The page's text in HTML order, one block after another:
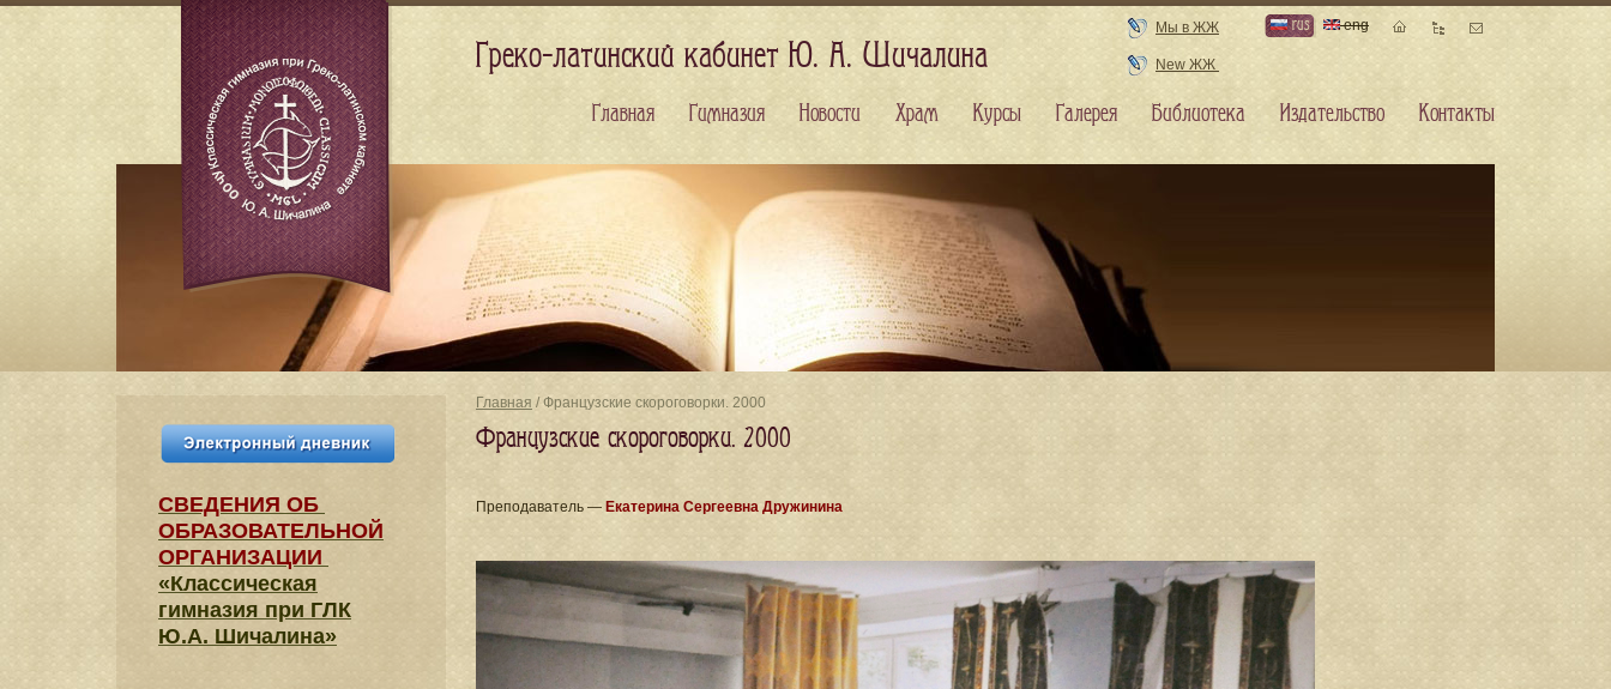
Главная / Французские скороговорки. 2000
Французские скороговорки. 2000
Преподаватель — Екатерина Сергеевна Дружинина
СВЕДЕНИЯ​ ОБ
ОБРАЗОВАТЕЛЬНОЙ
ОРГАНИЗАЦИИ
«Классическая
гимназия при ГЛК
Ю.А. Шичалина»
Греко-латинский кабинет Ю. А. Шичалина
Мы в ЖЖ
New ЖЖ
rus eng
Главная Гимназия Новости Храм Курсы Галерея Библиотека Издательство Контакты